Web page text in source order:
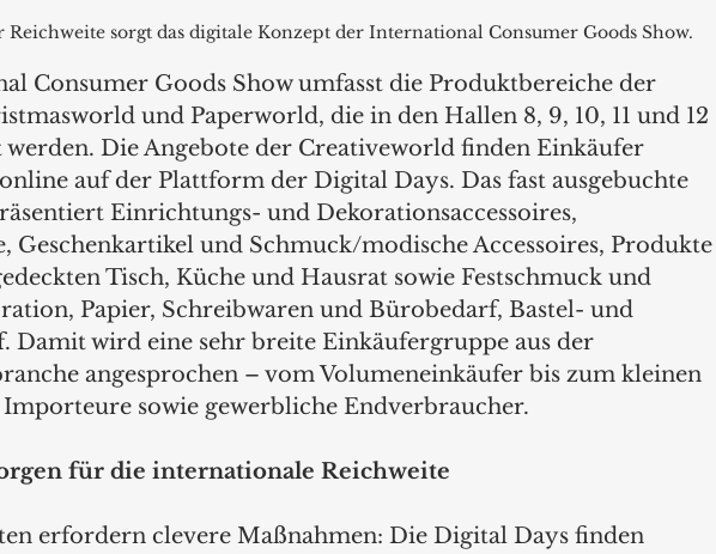
sorgt das digitale Konzept der International Consumer Goods Show.
Consumer Goods Show umfasst die Produktbereiche der
und Paperworld, die in den Hallen 8, 9, 10, 11 und 12
werden. Die Angebote der Creativeworld finden Einkäufer
auf der Plattform der Digital Days. Das fast ausgebuchte
Einrichtungs- und Dekorationsaccessoires,
Geschenkartikel und Schmuck/modische Accessoires, Produkte
Tisch, Küche und Hausrat sowie Festschmuck und
Papier, Schreibwaren und Bürobedarf, Bastel- und
Damit wird eine sehr breite Einkäufergruppe aus der
angesprochen – vom Volumeneinkäufer bis zum kleinen
sowie gewerbliche Endverbraucher.
für die internationale Reichweite
erfordern clevere Maßnahmen: Die Digital Days finden